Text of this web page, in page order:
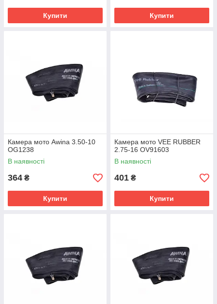
Купити Купити
Камера мото Awina 3.50-10
OG1238
В наявності
364 ₴
Купити
Камера мото VEE RUBBER
2.75-16 OV91603
В наявності
401 ₴
Купити